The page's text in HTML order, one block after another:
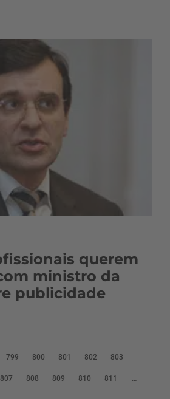
querem
ministro da
publicidade
799 800 801 802 803
807 808 809 810 811 …